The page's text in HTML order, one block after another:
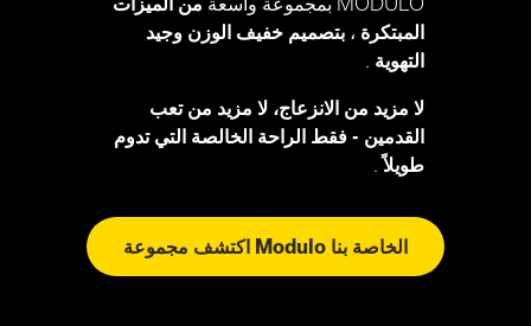
المبتكرة ، بتصميم خفيف الوزن وجيد
التهوية .
لا مزيد من الانزعاج، لا مزيد من تعب
القدمين - فقط الراحة الخالصة التي تدوم
طويلاً.
اكتشف مجموعة Modulo الخاصة بنا